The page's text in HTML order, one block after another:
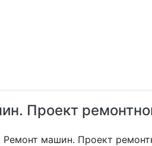
Проект
машин. Проект